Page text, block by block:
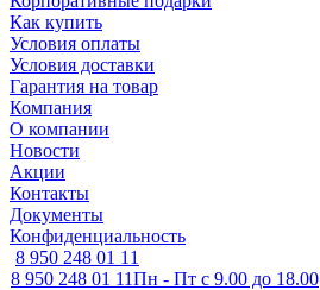
Как купить
Условия оплаты
Условия доставки
Гарантия на товар
Компания
О компании
Новости
Акции
Контакты
Документы
Конфиденциальность
8 950 248 01 11
8 950 248 01 11Пн - Пт с 9.00 до 18.00